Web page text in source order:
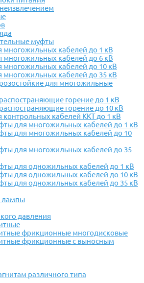
муфты
кабелей до 1 кВ
кабелей до 6 кВ
кабелей до 10 кВ
кабелей до 35 кВ
для многожильные
горение до 1 кВ
горение до 10 кВ
кабелей ККТ до 1 кВ
для многожильных кабелей до 1 кВ
для многожильных кабелей до 10
для многожильных кабелей до 35
для одножильных кабелей до 1 кВ
для одножильных кабелей до 10 кВ
для одножильных кабелей до 35 кВ
лампы
давления
фрикционные многодисковые
фрикционные с выносным
различного типа